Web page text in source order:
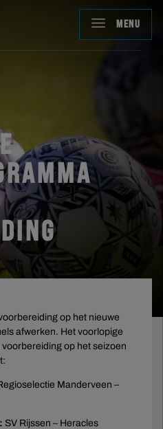
MENU
op het nieuwe
afwerken. Het voorlopige
op het seizoen
Manderveen –
SV Rijssen – Heracles